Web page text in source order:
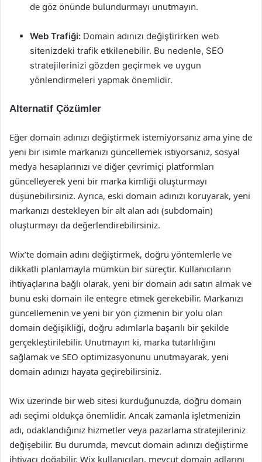
de göz önünde bulundurmayı unutmayın.
Web Trafiği: Domain adınızı değiştirirken web
sitenizdeki trafik etkilenebilir. Bu nedenle, SEO
stratejilerinizi gözden geçirmek ve uygun
yönlendirmeleri yapmak önemlidir.
Alternatif Çözümler
Eğer domain adınızı değiştirmek istemiyorsanız ama yine de
yeni bir isimle markanızı güncellemek istiyorsanız, sosyal
medya hesaplarınızı ve diğer çevrimiçi platformları
güncelleyerek yeni bir marka kimliği oluşturmayı
düşünebilirsiniz. Ayrıca, eski domain adınızı koruyarak, yeni
markanızı destekleyen bir alt alan adı (subdomain)
oluşturmayı da değerlendirebilirsiniz.
Wix’te domain adını değiştirmek, doğru yöntemlerle ve
dikkatli planlamayla mümkün bir süreçtir. Kullanıcıların
ihtiyaçlarına bağlı olarak, yeni bir domain adı satın almak ve
bunu eski domain ile entegre etmek gerekebilir. Markanızı
güncellemenin ve yeni bir yön çizmenin bir yolu olan
domain değişikliği, doğru adımlarla başarılı bir şekilde
gerçekleştirilebilir. Unutmayın ki, marka tutarlılığını
sağlamak ve SEO optimizasyonunu unutmayarak, yeni
domain adınızı hayata geçirebilirsiniz.
Wix üzerinde bir web sitesi kurduğunuzda, doğru domain
adı seçimi oldukça önemlidir. Ancak zamanla işletmenizin
adı, odaklandığınız hizmetler veya pazarlama stratejileriniz
değişebilir. Bu durumda, mevcut domain adınızı değiştirme
ihtiyacı doğabilir. Wix kullanıcıları, mevcut domain adlarını